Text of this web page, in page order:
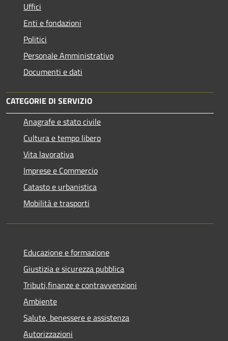
Uffici
Enti e fondazioni
Politici
Personale Amministrativo
Documenti e dati
CATEGORIE DI SERVIZIO
Anagrafe e stato civile
Cultura e tempo libero
Vita lavorativa
Imprese e Commercio
Catasto e urbanistica
Mobilità e trasporti
Educazione e formazione
Giustizia e sicurezza pubblica
Tributi,finanze e contravvenzioni
Ambiente
Salute, benessere e assistenza
Autorizzazioni